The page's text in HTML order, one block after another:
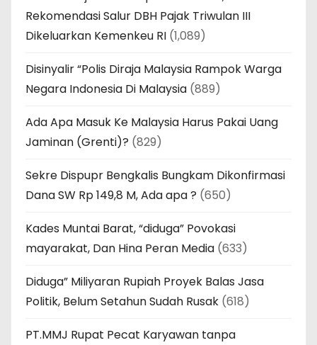
Rekomendasi Salur DBH Pajak Triwulan III
Dikeluarkan Kemenkeu RI (1,089)
Disinyalir “Polis Diraja Malaysia Rampok Warga
Negara Indonesia Di Malaysia (889)
Ada Apa Masuk Ke Malaysia Harus Pakai Uang
Jaminan (Grenti)? (829)
Sekre Dispupr Bengkalis Bungkam Dikonfirmasi
Dana SW Rp 149,8 M, Ada apa ? (650)
Kades Muntai Barat, “diduga” Povokasi
mayarakat, Dan Hina Peran Media (633)
Diduga” Miliyaran Rupiah Proyek Balas Jasa
Politik, Belum Setahun Sudah Rusak (618)
PT.MMJ Rupat Pecat Karyawan tanpa